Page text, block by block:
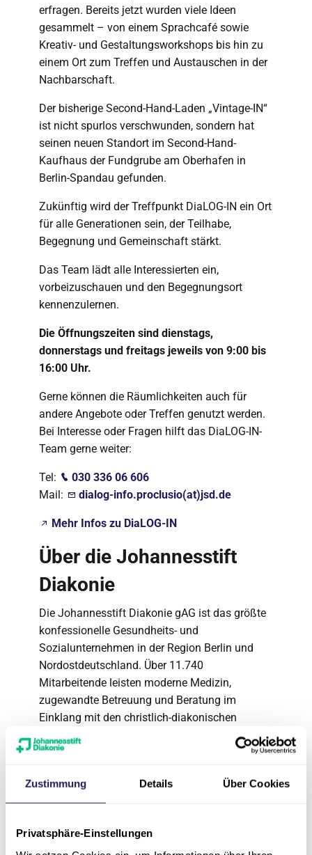
Zustimmung Details Über Cookies
Privatsphäre-Einstellungen
erfragen. Bereits jetzt wurden viele Ideen
gesammelt – von einem Sprachcafé sowie
Kreativ- und Gestaltungsworkshops bis hin zu
einem Ort zum Treffen und Austauschen in der
Nachbarschaft.
Der bisherige Second-Hand-Laden „Vintage-IN“
ist nicht spurlos verschwunden, sondern hat
seinen neuen Standort im Second-Hand-
Kaufhaus der Fundgrube am Oberhafen in
Berlin-Spandau gefunden.
Zukünftig wird der Treffpunkt DiaLOG-IN ein Ort
für alle Generationen sein, der Teilhabe,
Begegnung und Gemeinschaft stärkt.
Das Team lädt alle Interessierten ein,
vorbeizuschauen und den Begegnungsort
kennenzulernen.
Die Öffnungszeiten sind dienstags,
donnerstags und freitags jeweils von 9:00 bis
16:00 Uhr.
Gerne können die Räumlichkeiten auch für
andere Angebote oder Treffen genutzt werden.
Bei Interesse oder Fragen hilft das DiaLOG-IN-
Team gerne weiter:
Tel:
030 336 06 606
Mail:
dialog-info.proclusio(at)jsd.de
Mehr Infos zu DiaLOG-IN
Über die Johannesstift
Diakonie
Die Johannesstift Diakonie gAG ist das größte
konfessionelle Gesundheits- und
Sozialunternehmen in der Region Berlin und
Nordostdeutschland. Über 11.740
Mitarbeitende leisten moderne Medizin,
zugewandte Betreuung und Beratung im
Einklang mit den christlich-diakonischen
Werten des Unternehmens. Der Träger betreibt
Einrichtungen in Berlin, Brandenburg, Sachsen-
und Niedersachsen mit einem vielfältigen
Angebot in den Bereichen:
Krankenhäuser und ambulante
Versorgungszentren